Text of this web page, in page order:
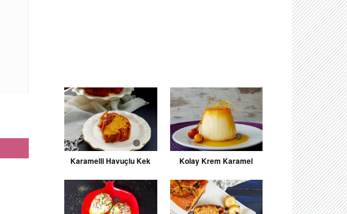
Karamelli Havuçlu Kek Kolay Krem Karamel